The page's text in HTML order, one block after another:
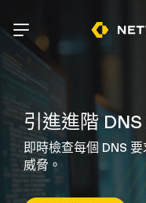
引進進階
即時檢查每個 DNS
威脅。